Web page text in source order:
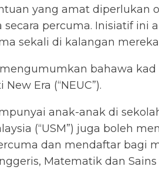
yang amat diperlukan
secara percuma. Inisiatif
sekali di kalangan
bahawa
Era (“NEUC”).
anak-anak di
(“USM”) juga boleh
dan mendaftar bagi
Matematik dan